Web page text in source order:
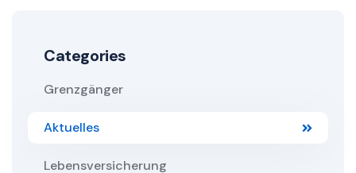
Categories
Grenzgänger
Aktuelles
Lebensversicherung